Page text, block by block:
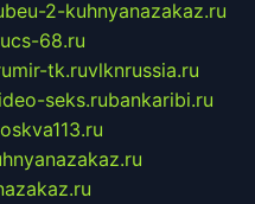
2-kuhnyanazakaz.ru
cs-68.ru
mir-tk.ruvlknrussia.ru
seks.rubankaribi.ru